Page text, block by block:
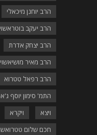
הרב יוחנן מיכאלי
הרב יעקב
הרב יצחק אדרת
הרב מאיר
הרב רפאל טטרוא
התמ' סימון יוסף
ויצא
ויקרא
חכם שלום